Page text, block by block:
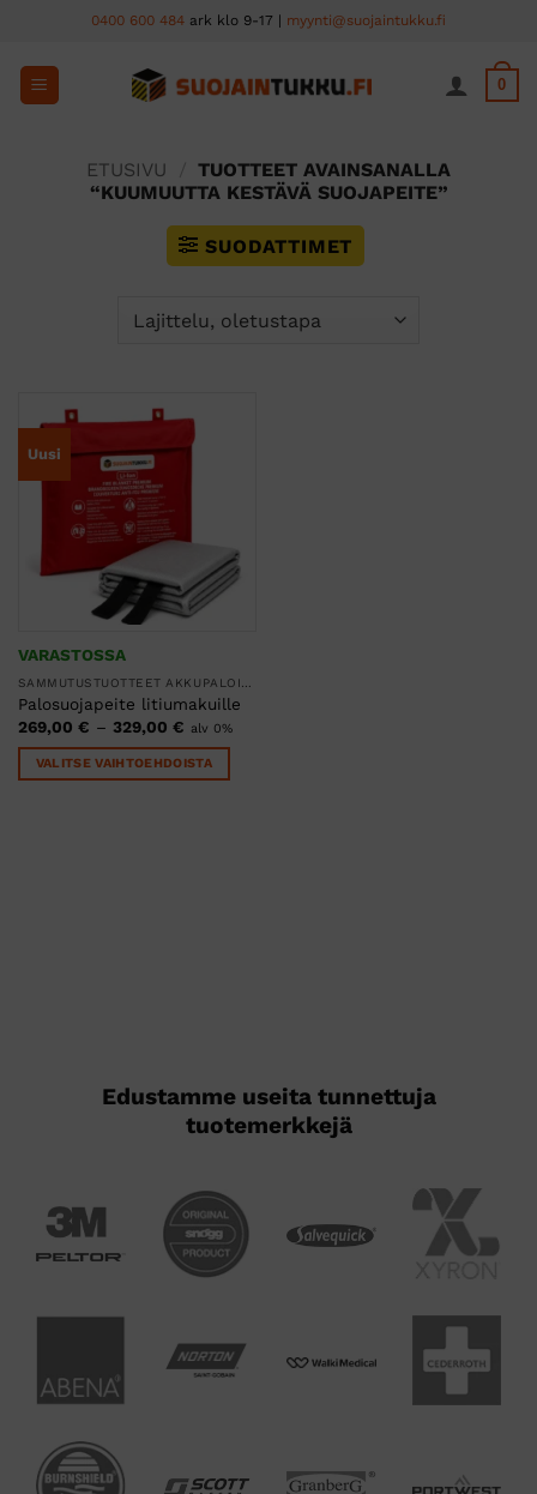
content
0400 600 484 ark klo 9-17 | myynti@suojaintukku.fi
0
ETUSIVU
TUOTTEET AVAINSANALLA
“KUUMUUTTA KESTÄVÄ SUOJAPEITE”
SUODATTIMET
Uusi
VARASTOSSA
Palosuojapeite litiumakuille
269,00 € – 329,00 €Hintaluokka:
-
329,00 €
alv 0%
VALITSE VAIHTOEHDOISTA
Edustamme useita tunnettuja
tuotemerkkejä